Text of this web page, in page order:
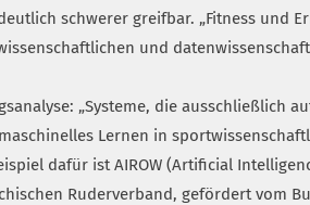
schwerer greifbar. „Fitness und
und
„Systeme, die ausschließlich
Lernen in
dafür ist AIROW (Artificial
Ruderverband, gefördert vom